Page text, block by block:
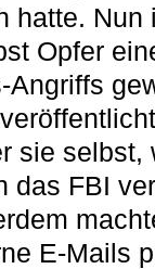
hatte. Nun
Opfer
Angriffs
sie selbst,
das FBI
E-Mails